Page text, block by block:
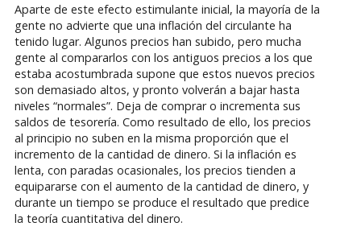
Aparte de este efecto estimulante inicial, la mayoría de la
gente no advierte que una inflación del circulante ha
tenido lugar. Algunos precios han subido, pero mucha
gente al compararlos con los antiguos precios a los que
estaba acostumbrada supone que estos nuevos precios
son demasiado altos, y pronto volverán a bajar hasta
niveles “normales”. Deja de comprar o incrementa sus
saldos de tesorería. Como resultado de ello, los precios
al principio no suben en la misma proporción que el
incremento de la cantidad de dinero. Si la inflación es
lenta, con paradas ocasionales, los precios tienden a
equipararse con el aumento de la cantidad de dinero, y
durante un tiempo se produce el resultado que predice
la teoría cuantitativa del dinero.